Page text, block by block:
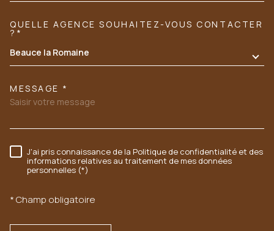
TRAD_MELTEM_VOREDEMANDE
QUELLE AGENCE SOUHAITEZ-VOUS CONTACTER
?*
Beauce la Romaine
MESSAGE *
RÈGLEMENTATION
J'ai pris connaissance de la Politique de confidentialité et des
informations relatives au traitement de mes données
personnelles (*)
* Champ obligatoire